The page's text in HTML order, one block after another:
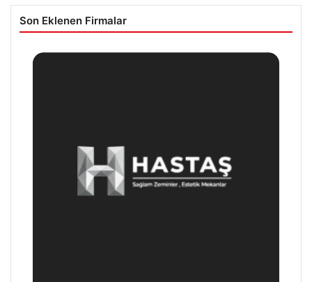
Son Eklenen Firmalar